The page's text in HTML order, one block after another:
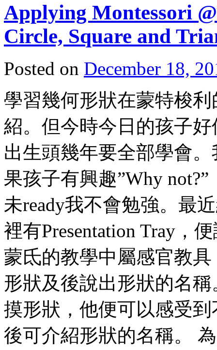
Applying Montessori
Circle, Square and
Posted on December 18,
學習幾何形狀在蒙特梭
紹。但今時今日的孩子
出生頭幾年要全部學會
果孩子有興趣”Why
未ready我不會勉強。最
裡有Presentation Tray，
蒙氐的教學中屬感官教
形狀及後說出形狀的名
摸形狀，他便可以感受
後可介紹形狀的名稱。